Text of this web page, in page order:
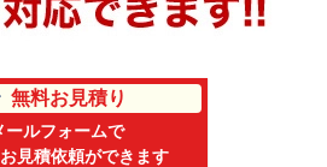
無料お見積り
ールフォームで
見積依頼ができます